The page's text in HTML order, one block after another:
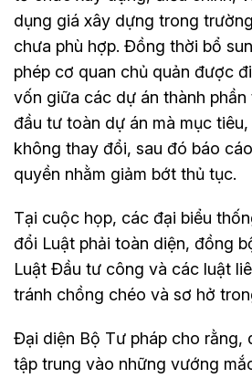
dụng giá xây dựng trong
chưa phù hợp. Đồng thời bổ
phép cơ quan chủ quản được
vốn giữa các dự án thành
đầu tư toàn dự án mà mục
không thay đổi, sau đó báo
quyền nhằm giảm bớt thủ tục.
Tại cuộc họp, các đại biểu
đổi Luật phải toàn diện, đồng
Luật Đầu tư công và các luật
tránh chồng chéo và sơ hở
Đại diện Bộ Tư pháp cho rằng,
tập trung vào những vướng